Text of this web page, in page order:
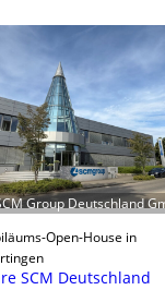
f
s
j
a
h
r
r
r
e
t
e
r
f
ü
r
D
c
Group Deutschland
Open-House in
SCM Deutschland